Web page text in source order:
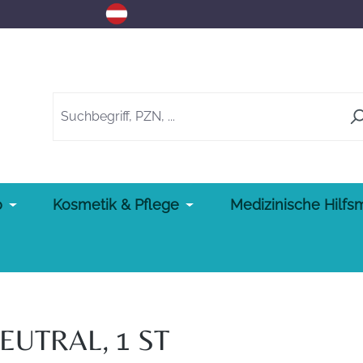
Kosmetik & Pflege Medizinische
1 ST